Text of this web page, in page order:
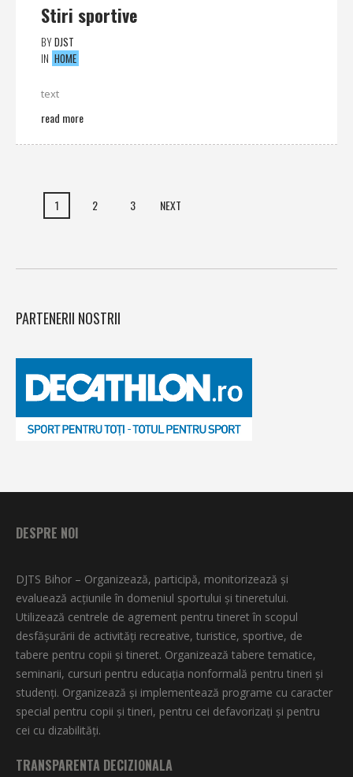
Stiri sportive
BYDJST
IN HOME
text
read more
1 2 3 NEXT
PARTENERII NOSTRII
DESPRE NOI
DJTS Bihor – Organizează, participă, monitorizează şi
evaluează acţiunile în domeniul sportului şi tineretului.
Utilizează centrele de agrement pentru tineret în scopul
desfăşurării de activităţi recreative, turistice, sportive, de
tabere pentru copii şi tineret. Organizează tabere tematice,
seminarii, cursuri pentru educaţia nonformală pentru tineri şi
studenţi. Organizează şi implementează programe cu caracter
special pentru copii şi tineri, pentru cei defavorizați și pentru
cei cu dizabilități.
TRANSPARENTA DECIZIONALA